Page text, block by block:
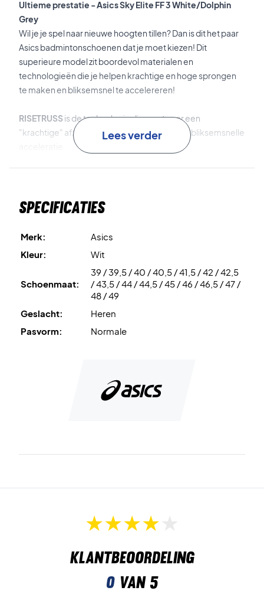
Ultieme prestatie - Asics Sky Elite FF 3 White/Dolphin
Grey
Wil je je spel naar nieuwe hoogten tillen? Dan is dit het paar
Asics badmintonschoenen dat je moet kiezen! Dit
superieure model zit boordevol materialen en
technologieën die je helpen krachtige en hoge sprongen
te maken en bliksemsnel te accelereren!
RISETRUSS is de technologie die zorgt voor een
"krachtige" afzet voor een hogere sprong en bliksemsnelle
20% biobased materiaal en heeft superieure
voor de constructie van het bovenwerk. Dit heeft
geresulteerd in een bovenwerk dat zorgt voor een
superieure, betere en "vergrendelde" pasvorm.
Til je spel naar nieuwe hoogten - koop dit paar
badmintonschoenen!
Lees verder
Specificaties
Merk:
Asics
Kleur:
Wit
Schoenmaat:
39 / 39,5 / 40 / 40,5 / 41,5 / 42 / 42,5
/ 43,5 / 44 / 44,5 / 45 / 46 / 46,5 / 47 /
48 / 49
Geslacht:
Heren
Pasvorm:
Normale
Klantbeoordeling
0van 5